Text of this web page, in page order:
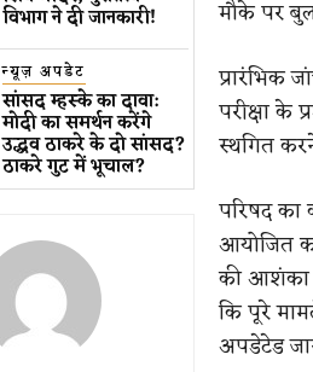
विभाग ने दी जानकारी!
न्यूज़ अपडेट
सांसद म्हस्के का दावा:
मोदी का समर्थन करेंगे
उद्धव ठाकरे के दो सांसद?
ठाकरे गुट में भूचाल?
मौके पर
प्रारंभिक
परीक्षा के
स्थगित
परिषद का
आयोजित
की आशंका
कि पूरे
अपडेटेड